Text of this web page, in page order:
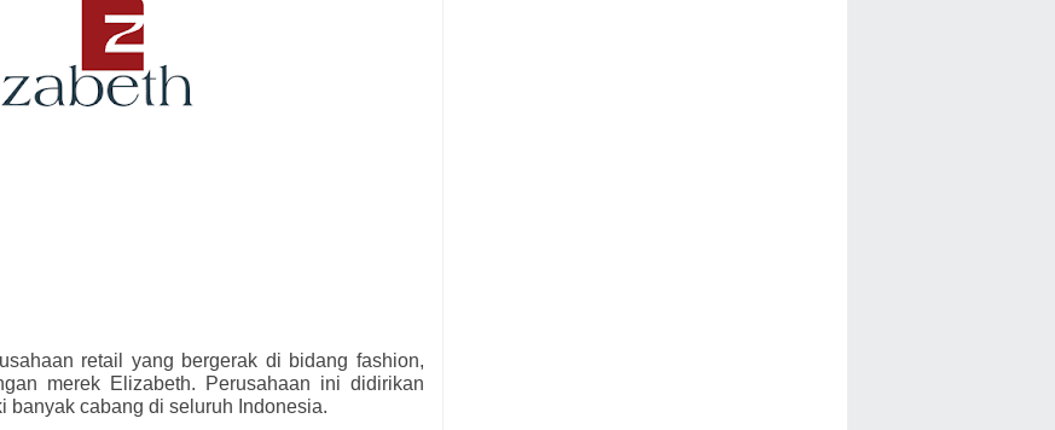
retail yang bergerak di bidang fashion,
merek Elizabeth. Perusahaan ini didirikan
banyak cabang di seluruh Indonesia.